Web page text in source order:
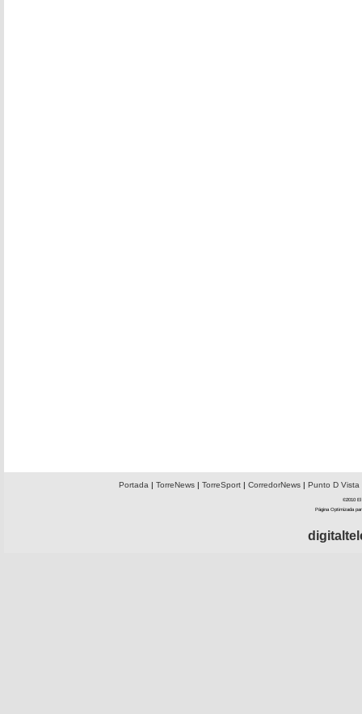
Portada | TorreNews| TorreSport| CorredorNews| Punto D Vista
©2010 El
Página Optimizada